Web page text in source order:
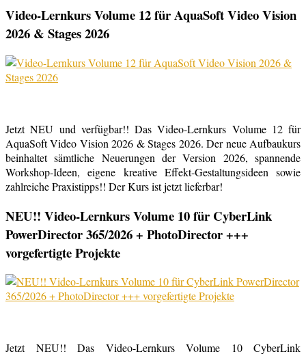
Video-Lernkurs Volume 12 für AquaSoft Video Vision
2026 & Stages 2026
Jetzt NEU und verfügbar!! Das Video-Lernkurs Volume 12 für
AquaSoft Video Vision 2026 & Stages 2026. Der neue Aufbaukurs
beinhaltet sämtliche Neuerungen der Version 2026, spannende
Workshop-Ideen, eigene kreative Effekt-Gestaltungsideen sowie
zahlreiche Praxistipps!! Der Kurs ist jetzt lieferbar!
NEU!! Video-Lernkurs Volume 10 für CyberLink
PowerDirector 365/2026 + PhotoDirector +++
vorgefertigte Projekte
Jetzt NEU!! Das Video-Lernkurs Volume 10 CyberLink